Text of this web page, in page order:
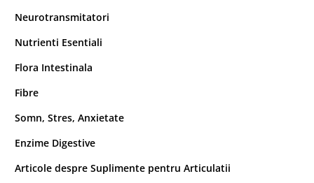
Neurotransmitatori
Nutrienti Esentiali
Flora Intestinala
Fibre
Somn, Stres, Anxietate
Enzime Digestive
Articole despre Suplimente pentru Articulatii